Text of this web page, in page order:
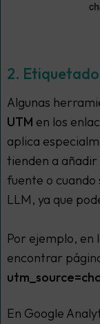
2.
Algunas
UTM en los
aplica
tienden a añadir
fuente o cuando
LLM, ya que
Por ejemplo, en
encontrar
En Google